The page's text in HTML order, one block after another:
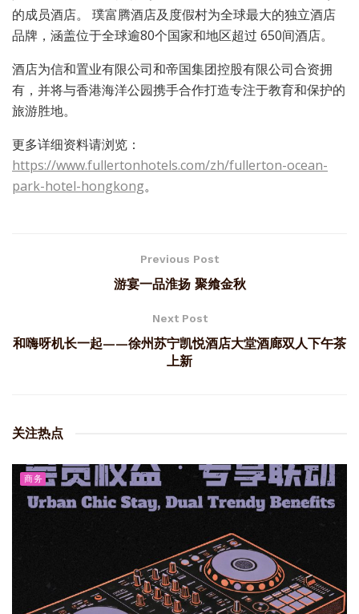
的成员酒店。 璞富腾酒店及度假村为全球最大的独立酒店
品牌，涵盖位于全球逾80个国家和地区超过 650间酒店。
酒店为信和置业有限公司和帝国集团控股有限公司合资拥
有，并将与香港海洋公园携手合作打造专注于教育和保护的
旅游胜地。
更多详细资料请浏览：
https://www.fullertonhotels.com/zh/fullerton-ocean-
park-hotel-hongkong。
Previous Post
游宴一品淮扬 聚飨金秋
Next Post
和嗨呀机长一起——徐州苏宁凯悦酒店大堂酒廊双人下午茶
上新
关注热点
商务